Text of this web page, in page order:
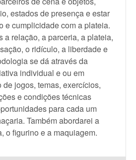
estados de presença e estar
e cumplicidade com a plateia.
a relação, a parceria, a plateia,
o ridículo, a liberdade e
se dá através da
individual e ou em
de jogos, temas, exercícios,
e condições técnicas
para cada um
Também abordarei a
o figurino e a maquiagem.